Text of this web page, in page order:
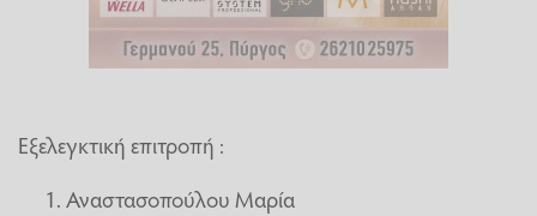
Εξελεγκτική επιτροπή :
Αναστασοπούλου Μαρία